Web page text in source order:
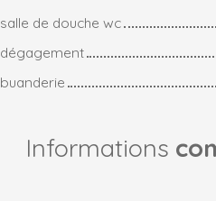
salle de douche wc
dégagement
buanderie
Informations